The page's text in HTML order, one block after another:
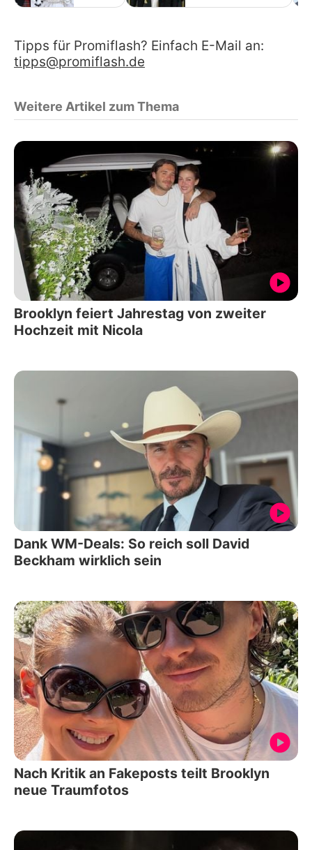
Tipps für Promiflash? Einfach E-Mail an:
tipps@promiflash.de
Weitere Artikel zum Thema
Brooklyn feiert Jahrestag von zweiter
Hochzeit mit Nicola
Dank WM-Deals: So reich soll David
Beckham wirklich sein
Nach Kritik an Fakeposts teilt Brooklyn
neue Traumfotos